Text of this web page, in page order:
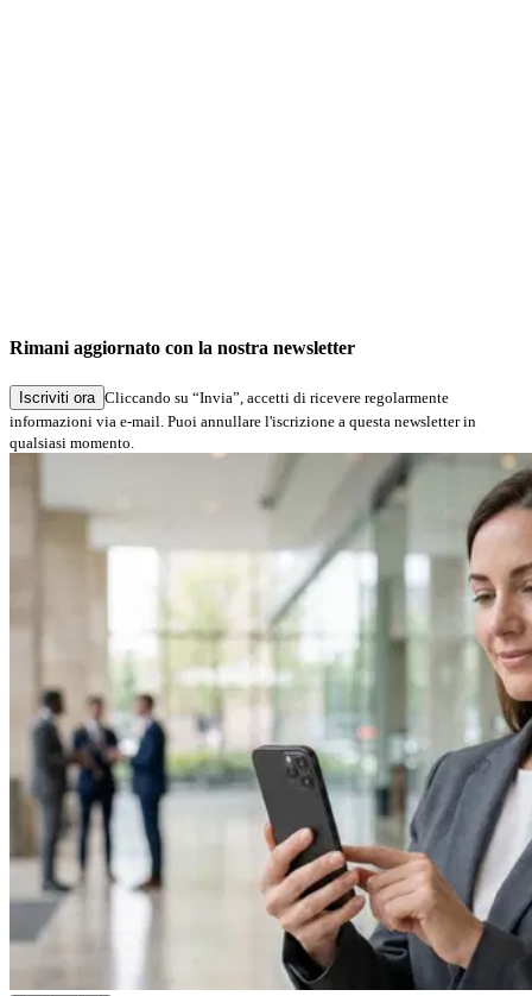
successful, but a subsequent check of the activation status still
reported the device as not licensed.
Rimani aggiornato con la nostra newsletter
Iscriviti ora Cliccando su “Invia”, accetti di ricevere regolarmente
informazioni via e-mail. Puoi annullare l'iscrizione a questa newsletter in
qualsiasi momento.